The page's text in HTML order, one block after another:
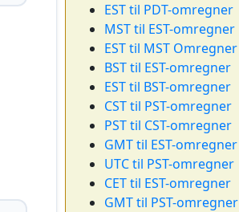
EST til PDT-omregner
MST til EST-omregner
EST til MST Omregner
BST til EST-omregner
EST til BST-omregner
CST til PST-omregner
PST til CST-omregner
GMT til EST-omregner
UTC til PST-omregner
CET til EST-omregner
GMT til PST-omregner